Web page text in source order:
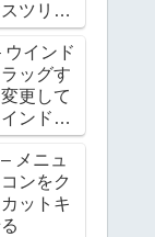
ツリー
ウインド
ッグす
更して
ンドウ
メニュ
ンをク
ットキ